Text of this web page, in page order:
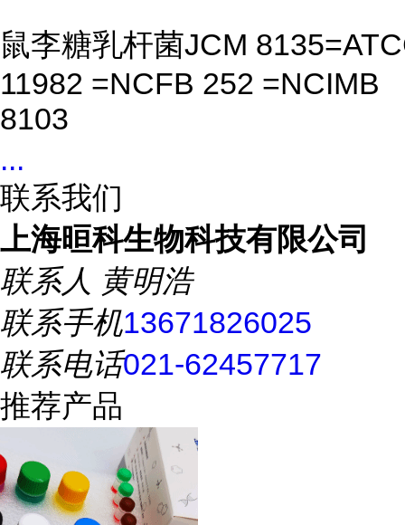
鼠李糖乳杆菌JCM
11982 =NCFB 252 =NCIMB
8103
...
联系我们
上海晅科生物科技有限公司
联系人 黄明浩
联系手机13671826025
联系电话021-62457717
推荐产品